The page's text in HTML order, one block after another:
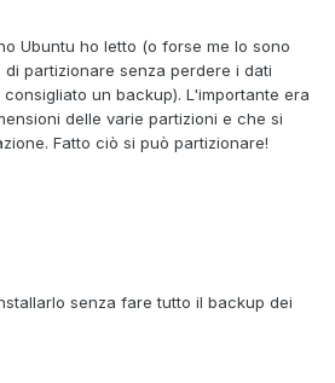
Ubuntu ho letto (o forse me lo sono
partizionare senza perdere i dati
un backup). L'importante era
delle varie partizioni e che si
Fatto ciò si può partizionare!
senza fare tutto il backup dei